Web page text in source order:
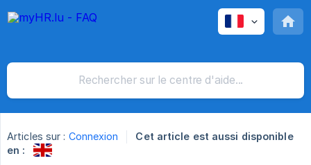
Articles sur : Connexion
Cet article est aussi disponible
en :